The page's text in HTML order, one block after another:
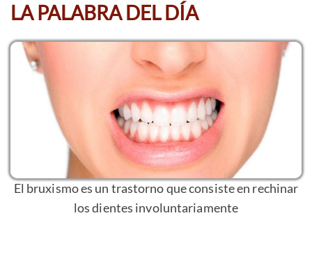
LA PALABRA DEL DÍA
El bruxismo es un trastorno que consiste en rechinar
los dientes involuntariamente